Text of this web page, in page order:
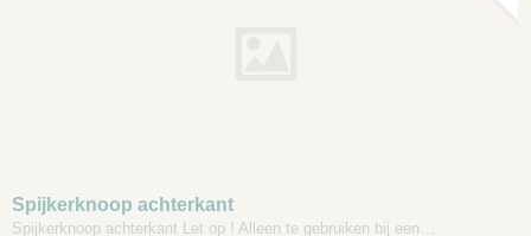
Spijkerknoop achterkant
Spijkerknoop achterkant Let op ! Alleen te gebruiken bij een…